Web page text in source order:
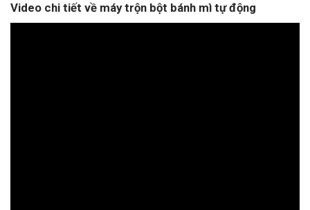
Video chi tiết về máy trộn bột bánh mì tự động